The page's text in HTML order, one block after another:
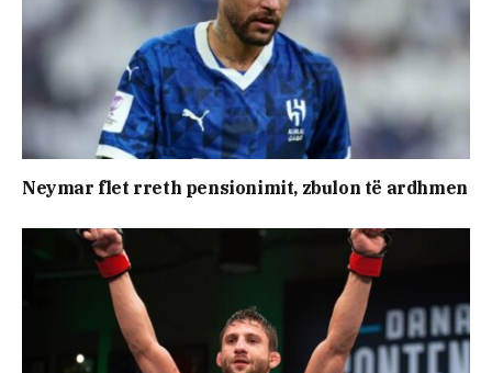
Neymar flet rreth pensionimit, zbulon të ardhmen